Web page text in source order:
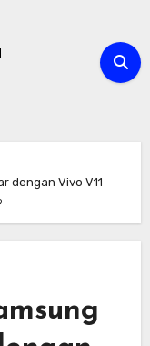
dengan Vivo V11